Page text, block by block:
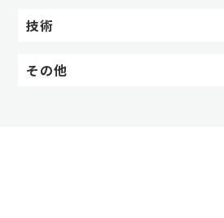
技術
その他